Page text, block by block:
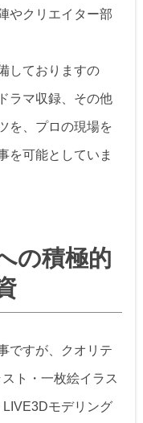
やクリエイター部
しておりますの
ラマ収録、その他
を、プロの現場を
を可能としていま
の積極的
ですが、クオリテ
ト・一枚絵イラス
LIVE3Dモデリング